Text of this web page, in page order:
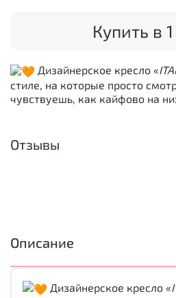
Купить в
Дизайнерское кресло «
стиле, на которые просто
чувствуешь, как кайфово на
Отзывы
Описание
Дизайнерское кресло «